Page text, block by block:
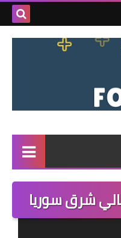
بحث
شرق سوريا